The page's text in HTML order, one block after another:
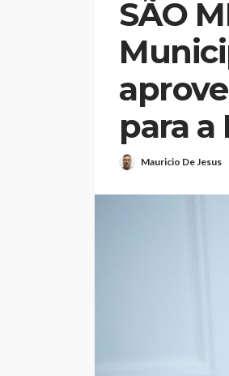
SÃO
para a
Mauricio De Jesus